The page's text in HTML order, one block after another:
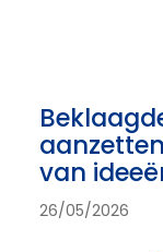
van
26/05/2026